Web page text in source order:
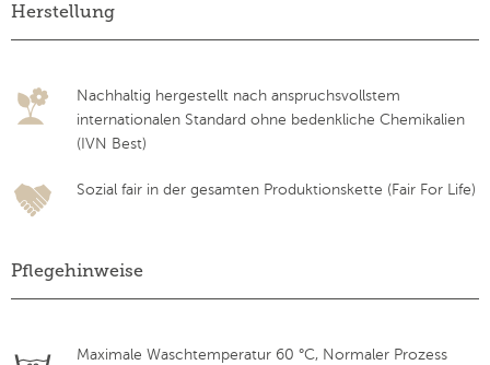
Herstellung
Nachhaltig hergestellt nach anspruchsvollstem
internationalen Standard ohne bedenkliche Chemikalien
(IVN Best)
Sozial fair in der gesamten Produktionskette (Fair For Life)
Pflegehinweise
Maximale Waschtemperatur 60 °C, Normaler Prozess